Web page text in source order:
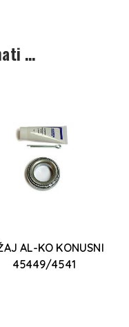
…
AL-KO KONUSNI
45449/4541